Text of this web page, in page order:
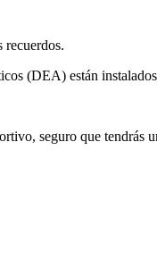
recuerdos.
(DEA) están
seguro que tendrás